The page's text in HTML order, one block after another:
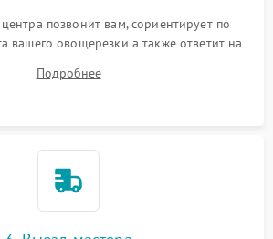
позвонит вам, сориентирует по
вашего овощерезки а также ответит на
Подробнее